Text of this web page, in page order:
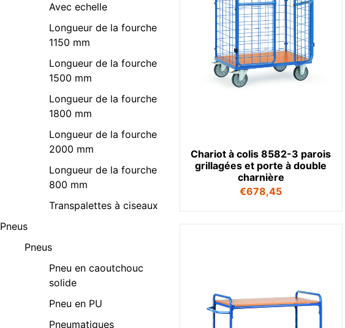
Avec echelle
Longueur de la fourche
1150 mm
Longueur de la fourche
1500 mm
Longueur de la fourche
1800 mm
Longueur de la fourche
2000 mm
Longueur de la fourche
800 mm
Transpalettes à ciseaux
Pneus
Pneus
Pneu en caoutchouc
solide
Pneu en PU
Pneumatiques
Chariot à colis 8582-3 parois
grillagées et porte à double
charnière
€678,45